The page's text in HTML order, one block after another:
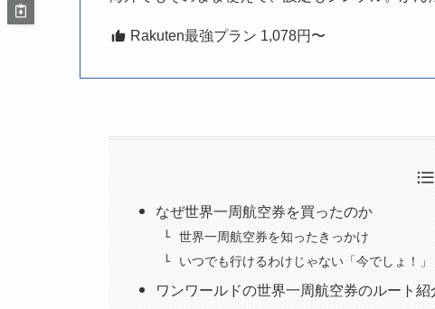
Rakuten最強プラン 1,078円〜
なぜ世界一周航空券を買ったのか
世界一周航空券を知ったきっかけ
いつでも行けるわけじゃない「今でしょ！」
ワンワールドの世界一周航空券のルート紹